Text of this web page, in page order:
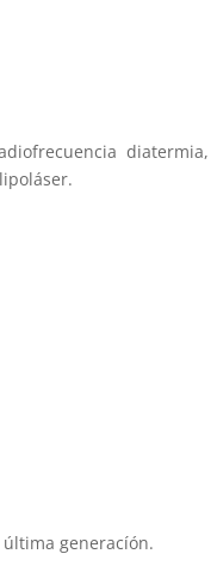
diatermia,
generacíón.